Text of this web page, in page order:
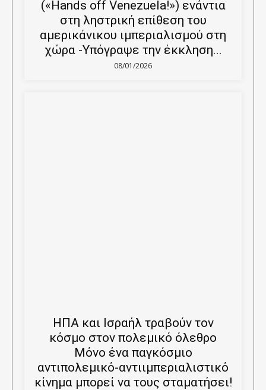
(«Hands off Venezuela!») ενάντια
στη ληστρική επίθεση του
αμερικάνικου ιμπεριαλισμού στη
χώρα -Υπόγραψε την έκκληση...
08/01/2026
ΗΠΑ και Ισραήλ τραβούν τον
κόσμο στον πολεμικό όλεθρο
Μόνο ένα παγκόσμιο
αντιπολεμικό-αντιιμπεριαλιστικό
κίνημα μπορεί να τους σταματήσει!